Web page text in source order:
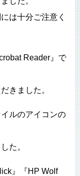
は十分ご注意く
Reader』で
きました。
ルのアイコンの
た。
』『HP Wolf